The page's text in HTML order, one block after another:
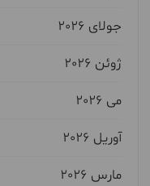
جولای 2026
ژوئن 2026
می 2026
آوریل 2026
مارس 2026